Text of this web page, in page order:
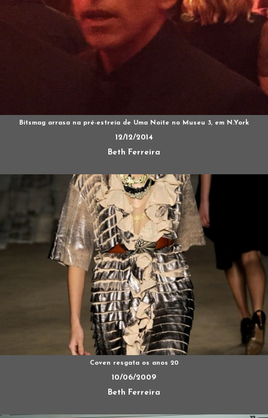
Bitsmag arrasa na pré-estreia de Uma Noite no Museu 3, em N.York
12/12/2014
Beth Ferreira
Coven resgata os anos 20
10/06/2009
Beth Ferreira